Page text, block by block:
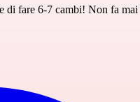
di fare 6-7 cambi! Non fa mai